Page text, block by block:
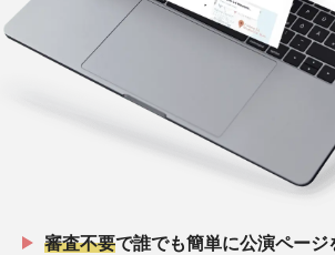
審査不要で誰でも簡単に公演ページ